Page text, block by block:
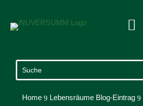

Home 9 Lebensräume Blog-Eintrag 9